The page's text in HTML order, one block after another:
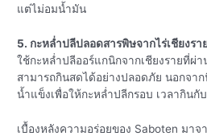
แต่ไม่อมน้ำมัน
5. กะหล่ำปลีปลอดสารพิษจากไร่เชียงรา
ใช้กะหล่ำปลีออร์แกนิกจากเชียงรายที่ผ่
สามารถกินสดได้อย่างปลอดภัย นอกจา
น้ำแข็งเพื่อให้กะหล่ำปลีกรอบ เวลากินกั
เบื้องหลังความอร่อยของ Saboten มา